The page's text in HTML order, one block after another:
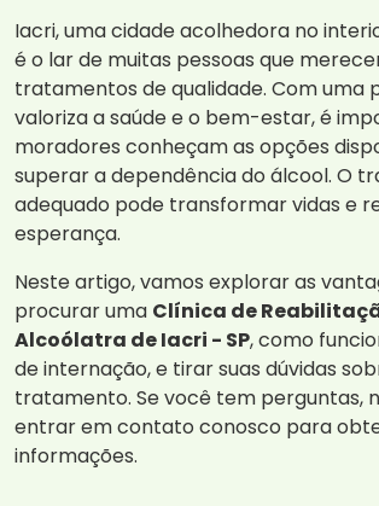
Iacri, uma cidade acolhedora no
é o lar de muitas pessoas que
tratamentos de qualidade. Com uma
valoriza a saúde e o bem-estar, é
moradores conheçam as opções
superar a dependência do álcool. O
adequado pode transformar vidas e
esperança.
Neste artigo, vamos explorar as
procurar uma Clínica de
Alcoólatra de Iacri - SP, como
de internação, e tirar suas dúvidas
tratamento. Se você tem perguntas,
entrar em contato conosco para
informações.